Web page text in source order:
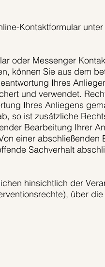
Kontaktformular unter
oder Messenger
können Sie aus dem
Ihres
und verwendet.
Ihres Anliegens
so ist zusätzliche
Bearbeitung Ihrer
einer abschließenden
Sachverhalt
hinsichtlich der
über die